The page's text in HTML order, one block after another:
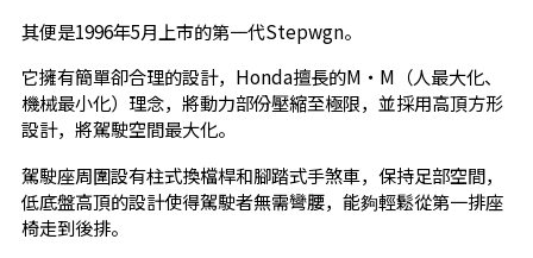
其便是1996年5月上市的第一代Stepwgn。
它擁有簡單卻合理的設計，Honda擅長的M・M（人最大化、
機械最小化）理念，將動力部份壓縮至極限，並採用高頂方形
設計，將駕駛空間最大化。
駕駛座周圍設有柱式換檔桿和腳踏式手煞車，保持足部空間，
低底盤高頂的設計使得駕駛者無需彎腰，能夠輕鬆從第一排座
椅走到後排。